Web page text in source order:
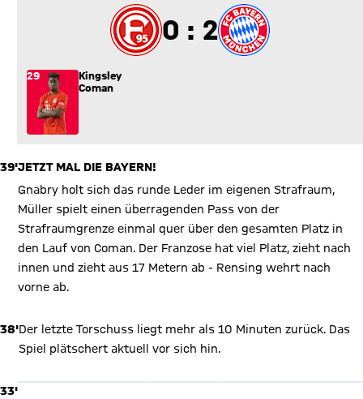
0 zu 2
0 : 2
29
Kingsley
Coman
39'JETZT MAL DIE BAYERN!
Gnabry holt sich das runde Leder im eigenen Strafraum,
Müller spielt einen überragenden Pass von der
Strafraumgrenze einmal quer über den gesamten Platz in
den Lauf von Coman. Der Franzose hat viel Platz, zieht nach
innen und zieht aus 17 Metern ab - Rensing wehrt nach
vorne ab.
38'Der letzte Torschuss liegt mehr als 10 Minuten zurück. Das
Spiel plätschert aktuell vor sich hin.
33'
X Inhalte anzeigen
verarbeiten. Vorher kann das soziale Netzwerk keine Daten über